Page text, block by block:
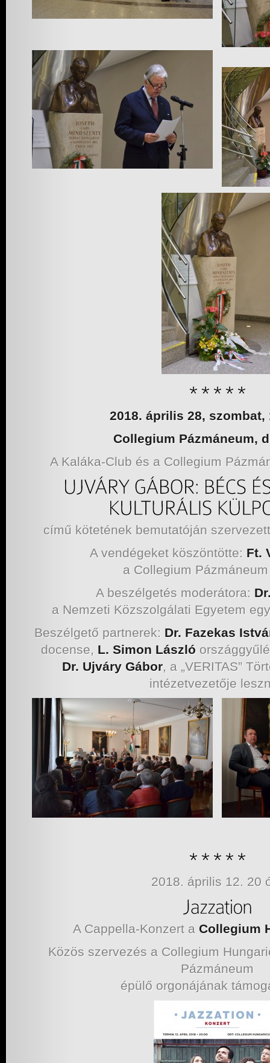
2018. április 28, szombat,
Collegium Pázmáneum,
A Kaláka-Club és a Collegium
című kötetének bemutatóján
A vendégeket köszöntötte: Ft.
a Collegium
A beszélgetés moderátora:
a Nemzeti Közszolgálati Egyetem
Beszélgető partnerek: Dr. Fazekas
docense, L. Simon László
Dr. Ujváry Gábor , a „VERITAS”
intézetvezetője
2018. április 12. 20
A Cappella-Konzert a Collegium
Közös szervezés a Collegium
Pázmáneum
épülő orgonájának